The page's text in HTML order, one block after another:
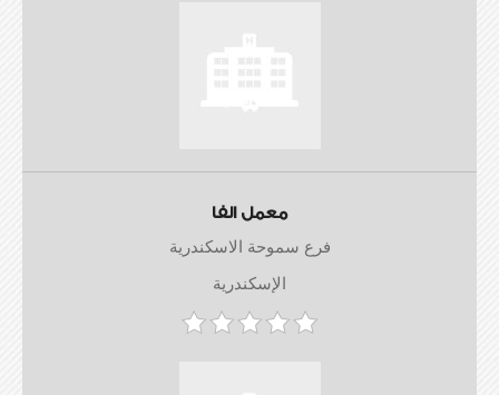
معمل الفا
فرع سموحة الاسكندرية
الإسكندرية